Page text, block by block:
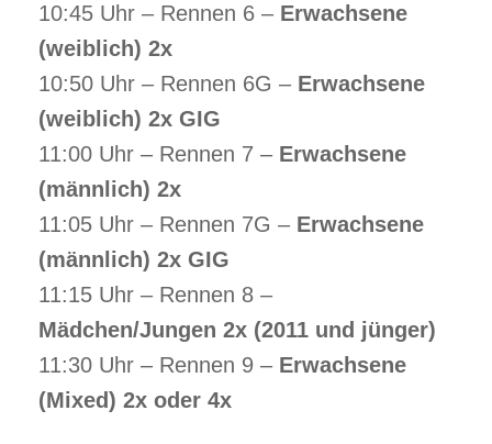
10:45 Uhr – Rennen 6 – Erwachsene
(weiblich) 2x
10:50 Uhr – Rennen 6G – Erwachsene
(weiblich) 2x GIG
11:00 Uhr – Rennen 7 – Erwachsene
(männlich) 2x
11:05 Uhr – Rennen 7G – Erwachsene
(männlich) 2x GIG
11:15 Uhr – Rennen 8 –
Mädchen/Jungen 2x (2011 und jünger)
11:30 Uhr – Rennen 9 – Erwachsene
(Mixed) 2x oder 4x